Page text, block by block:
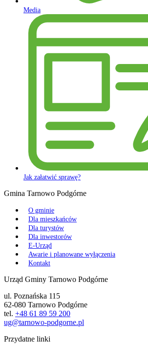
Media
Jak załatwić sprawę?
Gmina Tarnowo Podgórne
O gminie
Dla mieszkańców
Dla turystów
Dla inwestorów
E-Urząd
Awarie i planowane wyłączenia
Kontakt
Urząd Gminy Tarnowo Podgórne
ul. Poznańska 115
62-080 Tarnowo Podgórne
tel. +48 61 89 59 200
ug@tarnowo-podgorne.pl
Przydatne linki